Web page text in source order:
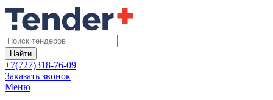
Найти
+7(727)318-76-09
Заказать звонок
Меню